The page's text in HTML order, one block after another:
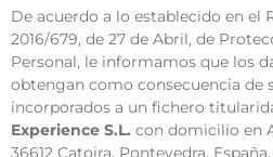
De acuerdo a lo establecido en el
2016/679, de 27 de Abril, de
Personal, le informamos que los
obtengan como consecuencia de
incorporados a un fichero
Experience S.L. con domicilio en
36612 Catoira, Pontevedra,